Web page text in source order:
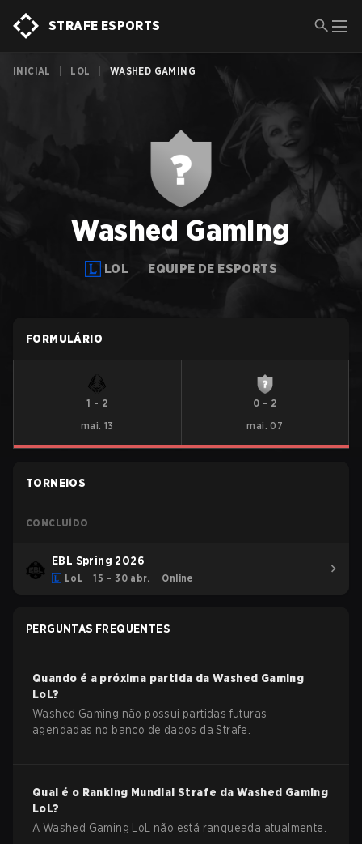
STRAFE ESPORTS
INICIAL LOL WASHED GAMING
Washed Gaming
LOL EQUIPE DE ESPORTS
FORMULÁRIO
1 - 2
mai. 13
0 - 2
mai. 07
TORNEIOS
CONCLUÍDO
EBL Spring 2026
LoL 15 – 30 abr. Online
PERGUNTAS FREQUENTES
Quando é a próxima partida da Washed Gaming
LoL?
Washed Gaming não possui partidas futuras
agendadas no banco de dados da Strafe.
Qual é o Ranking Mundial Strafe da Washed Gaming
LoL?
A Washed Gaming LoL não está ranqueada atualmente.